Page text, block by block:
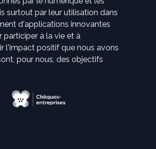
surtout par leur utilisation dans
d'applications innovantes
participer à la vie et à
l'impact positif que nous avons
pour nous, des objectifs